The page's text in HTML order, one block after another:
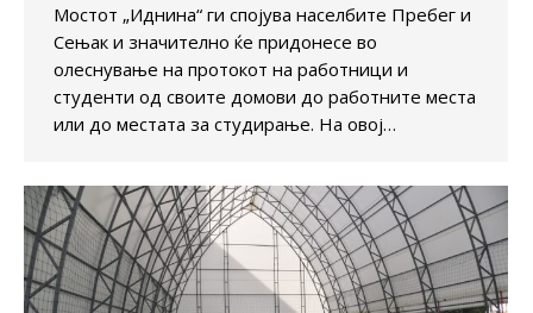
Мостот „Иднина“ ги спојува населбите Пребег и
Сењак и значително ќе придонесе во
олеснување на протокот на работници и
студенти од своите домови до работните места
или до местата за студирање. На овој…